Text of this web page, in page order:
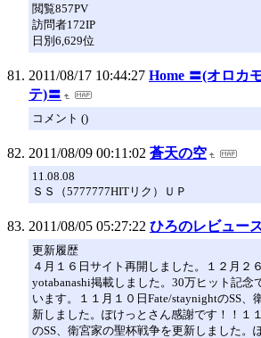
閲覧857PV
訪問者172IP
日別6,629位
2011/08/17 10:44:27 Home 〓(オロカ
テ)〓
コメント ()
2011/08/09 00:11:02 蒼天の空
11.08.08
ＳＳ（5777777HITリク）ＵＰ
2011/08/05 05:27:22 ひろのレビュー
更新履歴
４月１６日サイト再開しました。１２月２
yotabanashi掲載しました。30万ヒット記念
います。１１月１０日Fate/staynightのSS、
新しました。ぽけっとさん感謝です！！１
のSS、衛宮家の聖杯戦争を更新しました。